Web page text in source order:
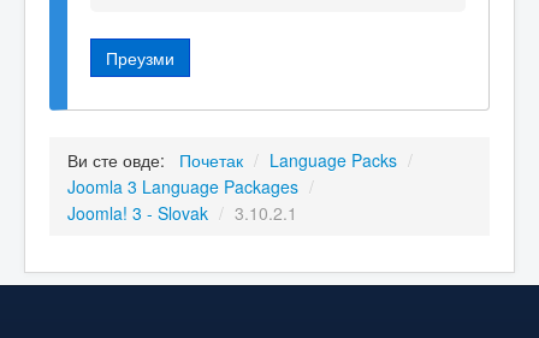
Преузми
Ви сте овде: Почетак / Language Packs /
Joomla 3 Language Packages /
Joomla! 3 - Slovak / 3.10.2.1